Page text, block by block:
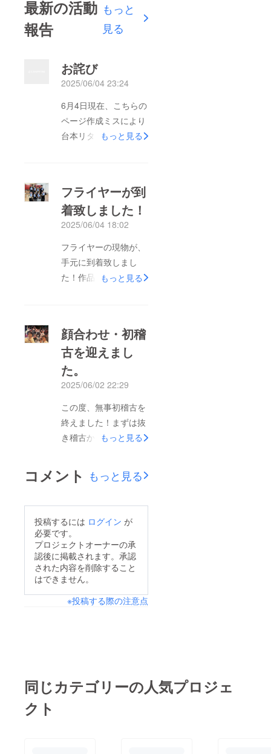
最新の活動
報告
もっと
見る
お詫び
2025/06/04 23:24
6月4日現在、こちらの
ページ作成ミスにより
台本リターンが¥3000
無共に、台本リターン
をご希望の方は¥3000
コースからご支援頂く
様お願い申し上げま
す。ご迷惑をお掛けし
大変申し訳ございませ
んが、何卒宜しくお願
もっと見る
フライヤーが到
着致しました！
2025/06/04 18:02
フライヤーの現物が、
手元に到着致しまし
た！作品の世界観を伝
する事が出来ました！
虚蝉-utsusemi-のあら
ゆるビジュアルを撮影
して来たカメラマン・
真と、今回宣伝美術を
担当する虚蝉-
utsusemi-メンバーで
り、素敵なフライヤー
宰の吉田はつくづくひ
とりでは何も出来ない
事を痛感しつつ、周り
で助けてくれる人達に
改めて感謝を感じてお
ります。エンターテイ
メントも、提供する側
の想い一つでは決して
す。何卒、ご支援・ご
もっと見る
顔合わせ・初稽
古を迎えまし
た。
2025/06/02 22:29
この度、無事初稽古を
終えました！まずは抜
き稽古から。演出家・
ら一つ一つ皆が工夫を
凝らしながらシーンを
か。何を感じて貰える
のか。座組一同が真剣
に頭を悩ませながら、
着実に一歩一歩前進し
れが完成し皆様にお見
ける様、全員で力を尽
くして参りますので、
もっと見る
コメント もっと見る
投稿するには ログイン が
必要です。
プロジェクトオーナーの承
認後に掲載されます。承認
された内容を削除すること
はできません。
※投稿する際の注意点
同じカテゴリーの人気プロジェ
クト